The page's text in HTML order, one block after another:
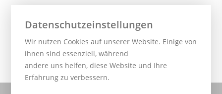
Datenschutzeinstellungen
Wir nutzen Cookies auf unserer Website. Einige von
ihnen sind essenziell, während
andere uns helfen, diese Website und Ihre
Erfahrung zu verbessern.